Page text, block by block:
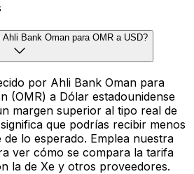
Bank Oman para OMR a USD?
por Ahli Bank Oman para
(OMR) a Dólar estadounidense
margen superior al tipo real de
que podrías recibir menos
de lo esperado. Emplea nuestra
ver cómo se compara la tarifa
la de Xe y otros proveedores.